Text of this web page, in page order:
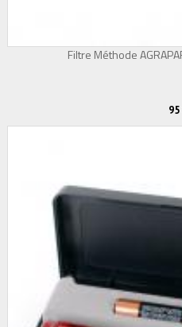
Filtre Méthode
95